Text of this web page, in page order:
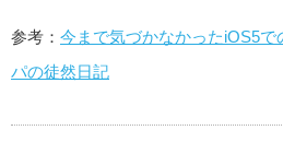
参考： 今まで気づかなかったiOS5
パの徒然日記